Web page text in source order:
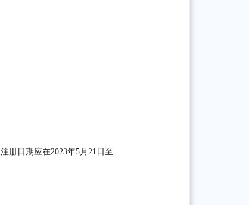
注册日期 应在2023年5月 21 日 至